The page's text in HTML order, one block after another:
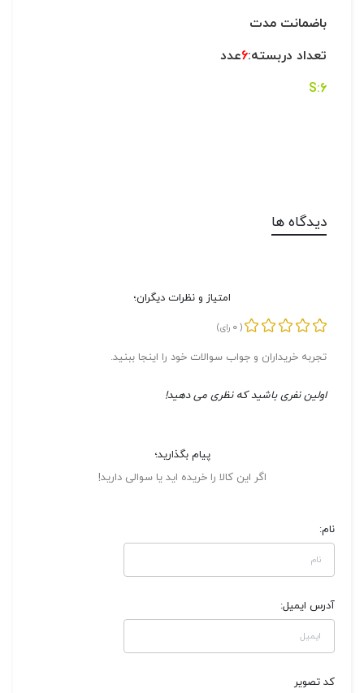
باضمانت مدت
تعداد دربسته:6عدد
6:S
دیدگاه ها
امتیاز و نظرات دیگران؛
(
0 رای)
تجربه خریداران و جواب سوالات خود را اینجا ببنید.
اولین نفری باشید که نظری می دهید!
پیام بگذارید؛
اگر این کالا را خریده اید یا سوالی دارید!
نام:
آدرس ایمیل:
کد تصویر